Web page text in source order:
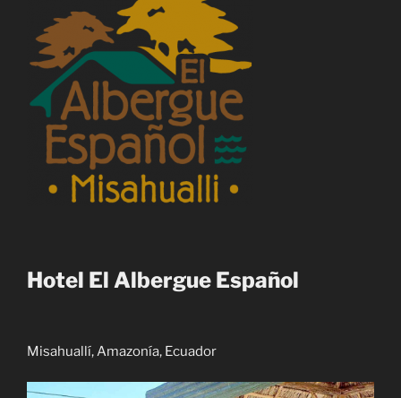
Hotel El Albergue Español
Misahuallí, Amazonía, Ecuador